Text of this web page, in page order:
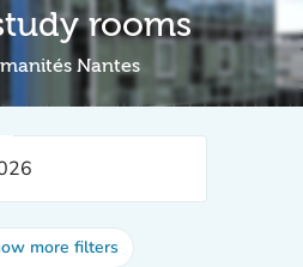
rooms
Nantes
more filters